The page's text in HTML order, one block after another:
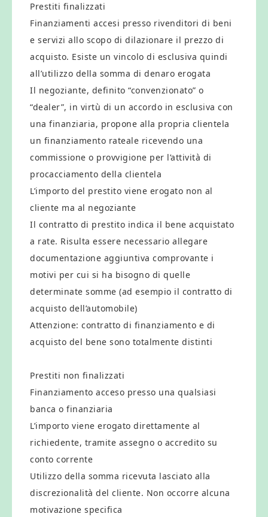
Prestiti finalizzati
Finanziamenti accesi presso rivenditori di beni
e servizi allo scopo di dilazionare il prezzo di
acquisto. Esiste un vincolo di esclusiva quindi
all’utilizzo della somma di denaro erogata
Il negoziante, definito “convenzionato” o
“dealer”, in virtù di un accordo in esclusiva con
una finanziaria, propone alla propria clientela
un finanziamento rateale ricevendo una
commissione o provvigione per l’attività di
procacciamento della clientela
L’importo del prestito viene erogato non al
cliente ma al negoziante
Il contratto di prestito indica il bene acquistato
a rate. Risulta essere necessario allegare
documentazione aggiuntiva comprovante i
motivi per cui si ha bisogno di quelle
determinate somme (ad esempio il contratto di
acquisto dell’automobile)
Attenzione: contratto di finanziamento e di
acquisto del bene sono totalmente distinti
Prestiti non finalizzati
Finanziamento acceso presso una qualsiasi
banca o finanziaria
L’importo viene erogato direttamente al
richiedente, tramite assegno o accredito su
conto corrente
Utilizzo della somma ricevuta lasciato alla
discrezionalità del cliente. Non occorre alcuna
motivazione specifica